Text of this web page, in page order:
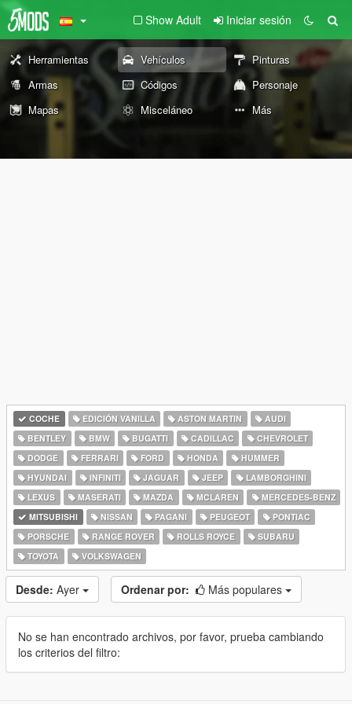
Show Adult Iniciar sesión
Herramientas Vehículos
Pinturas
Armas
Códigos
Personaje
Mapas
Misceláneo Más
COCHE EDICIÓN VANILLA ASTON MARTIN
AUDI
BENTLEY
BMW BUGATTI CADILLAC
CHEVROLET
DODGE
FERRARI FORD HONDA
HUMMER
HYUNDAI
INFINITI JAGUAR JEEP
LAMBORGHINI
LEXUS
MASERATI MAZDA MCLAREN
MERCEDES-BENZ
MITSUBISHI
NISSAN PAGANI PEUGEOT
PONTIAC
PORSCHE
RANGE ROVER ROLLS ROYCE
SUBARU
TOYOTA
VOLKSWAGEN
Desde: Ayer Ordenar por: Más populares
No se han encontrado archivos, por favor, prueba cambiando
los criterios del filtro: